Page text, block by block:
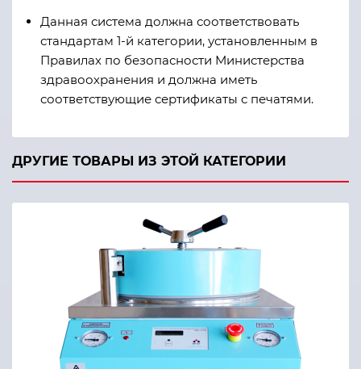
Данная система должна соответствовать
стандартам 1-й категории, установленным в
Правилах по безопасности Министерства
здравоохранения и должна иметь
соответствующие сертификаты с печатями.
ДРУГИЕ ТОВАРЫ ИЗ ЭТОЙ КАТЕГОРИИ